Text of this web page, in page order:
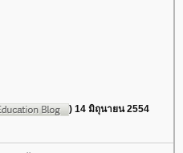
) 14 มิถุนายน 2554